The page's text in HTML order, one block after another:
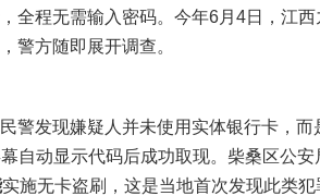
全程无需输入密码。今年6月4日，江
警方随即展开调查。
警发现嫌疑人并未使用实体银行卡，
自动显示代码后成功取现。柴桑区公
实施无卡盗刷，这是当地首次发现此类犯